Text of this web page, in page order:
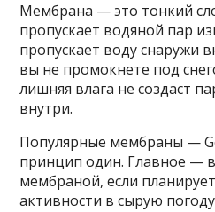
Мембрана — это тонкий
пропускает водяной пар
пропускает воду снаружи
вы не промокнете под
лишняя влага не создаст
внутри.
Популярные мембраны —
принцип один. Главное —
мембраной, если
активности в сырую